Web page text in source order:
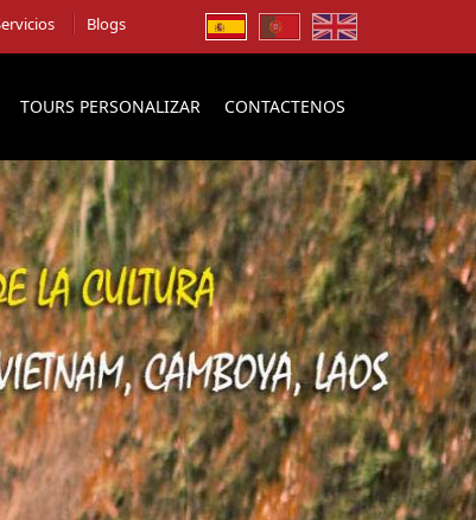
Blogs
TOURS PERSONALIZAR CONTACTENOS